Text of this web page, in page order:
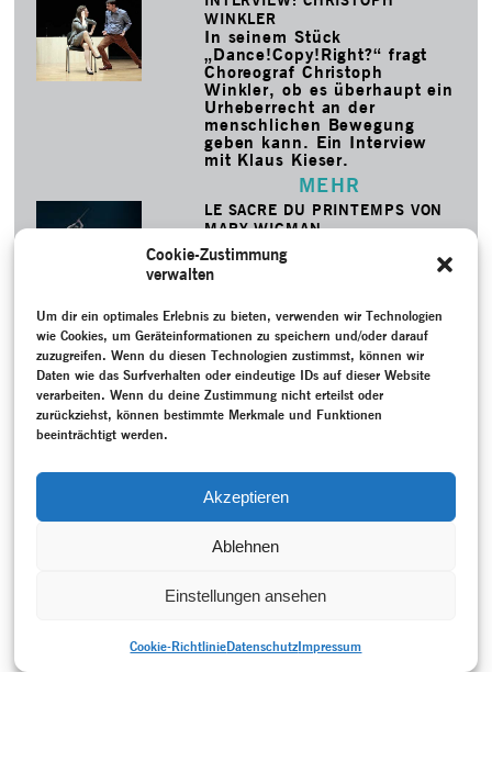
Cookie-Zustimmung
verwalten
Um dir ein optimales Erlebnis zu bieten, verwenden wir Technologien
wie Cookies, um Geräteinformationen zu speichern und/oder darauf
zuzugreifen. Wenn du diesen Technologien zustimmst, können wir
Daten wie das Surfverhalten oder eindeutige IDs auf dieser Website
verarbeiten. Wenn du deine Zustimmung nicht erteilst oder
zurückziehst, können bestimmte Merkmale und Funktionen
beeinträchtigt werden.
Akzeptieren
Ablehnen
Einstellungen ansehen
Cookie-RichtlinieDatenschutzImpressum
WINKLER
In seinem Stück
„Dance!Copy!Right?“ fragt
Choreograf Christoph
Winkler, ob es überhaupt ein
Urheberrecht an der
menschlichen Bewegung
geben kann. Ein Interview
mit Klaus Kieser.
MEHR
LE SACRE DU PRINTEMPS VON
MARY WIGMAN
Die Rekonstruktion von Mary
Wigmans „Sacre“ aus dem
Jahr 1957 unter der Leitung
begeisterte die Kritiker.
MEHR
SCHLAGWORTE
Auch–Aufzeichnung–Buch –Bundesrepublik Deutschland
(1949-1990) –Gespräch / Interview
Katchko, Alexander
Theater Bielefeld